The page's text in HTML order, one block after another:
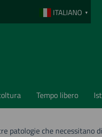
ITALIANO ▼
Tempo libero
patologie che necessitano